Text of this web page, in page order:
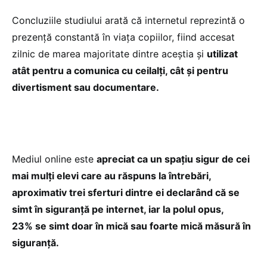
Concluziile studiului arată că internetul reprezintă o
prezenţă constantă în viaţa copiilor, fiind accesat
zilnic de marea majoritate dintre aceştia şi utilizat
atât pentru a comunica cu ceilalţi, cât şi pentru
divertisment sau documentare.
Mediul online este apreciat ca un spaţiu sigur de cei
mai mulţi elevi care au răspuns la întrebări,
aproximativ trei sferturi dintre ei declarând că se
simt în siguranţă pe internet, iar la polul opus,
23% se simt doar în mică sau foarte mică măsură în
siguranţă.